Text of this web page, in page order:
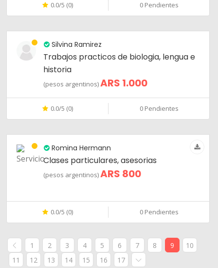
0.0/5 (0) 0 Pendientes
Silvina Ramirez
Trabajos practicos de biologia, lengua e
historia
(pesos argentinos)ARS 1.000
0.0/5 (0) 0 Pendientes
Romina Hermann
Clases particulares, asesorias
(pesos argentinos)ARS 800
0.0/5 (0) 0 Pendientes
1 2 3 4 5 6 7 8 9
10
11
12 13 14 15 16 17